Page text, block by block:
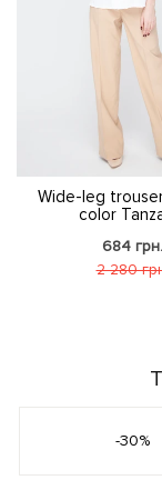
Wide-leg
color
684 грн.
2 280
-30%